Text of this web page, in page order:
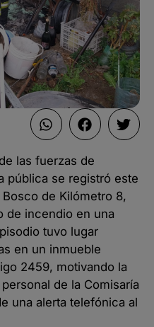
las fuerzas de
pública se registró este
de Kilómetro 8,
de incendio en una
tuvo lugar
en un inmueble
2459, motivando la
de la Comisaría
una alerta telefónica al